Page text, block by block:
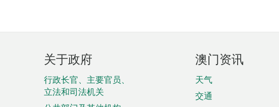
页
脚
菜
单
关于政府
行政长官、主要官员、
立法和司法机关
澳门资讯
天气
交通